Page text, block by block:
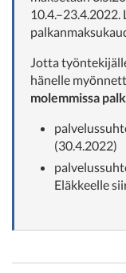
10.4.–23.4.2022.
Jotta
hänelle
molemmissa
(30.4.2022)
Eläkkeelle